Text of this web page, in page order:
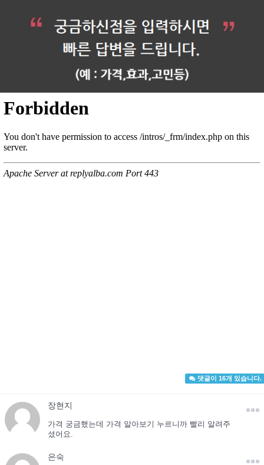
댓글이 16개 있습니다.
장현지
가격 궁금했는데 가격 알아보기 누르니까 빨리 알려주
셨어요.
은숙